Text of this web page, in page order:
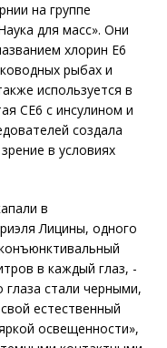
на группе
для масс». Они
хлорин Е6
рыбах и
используется в
СЕ6 с инсулином и
создала
в условиях
в
Лицины, одного
в каждый глаз, -
глаза стали черными,
естественный
освещенности»,